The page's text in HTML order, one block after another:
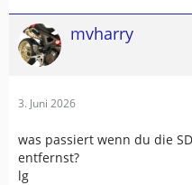
mvharry
3. Juni 2026
was passiert wenn du die
entfernst?
lg